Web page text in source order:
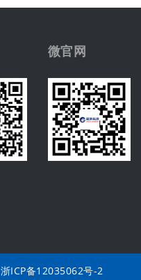
微官网
浙ICP备12035062号-2